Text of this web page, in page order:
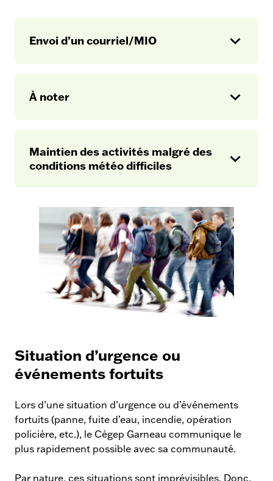
Envoi d’un courriel/MIO
Aux étudiantes et étudiants du secteur régulier
et de la formation continue
Aux membres du personnel
Pour l’après-midi, la mise à jour est effectuée
Pour la soirée, la mise à jour est effectuée
avant 15 h 30.
À noter
Maintien des activités malgré des
conditions météo difficiles
Situation d’urgence ou
événements fortuits
Lors d’une situation d’urgence ou d’événements
fortuits (panne, fuite d’eau, incendie, opération
policière, etc.), le Cégep Garneau communique le
plus rapidement possible avec sa communauté.
Par nature, ces situations sont imprévisibles. Donc,